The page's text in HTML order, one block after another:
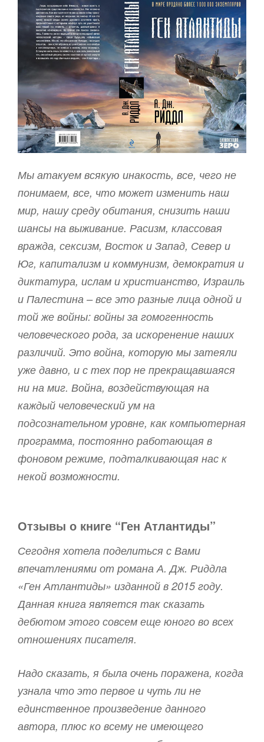
Мы атакуем всякую инакость, все, чего не
понимаем, все, что может изменить наш
мир, нашу среду обитания, снизить наши
шансы на выживание. Расизм, классовая
вражда, сексизм, Восток и Запад, Север и
Юг, капитализм и коммунизм, демократия и
диктатура, ислам и христианство, Израиль
и Палестина – все это разные лица одной и
той же войны: войны за гомогенность
человеческого рода, за искоренение наших
различий. Это война, которую мы затеяли
уже давно, и с тех пор не прекращавшаяся
ни на миг. Война, воздействующая на
каждый человеческий ум на
подсознательном уровне, как компьютерная
программа, постоянно работающая в
фоновом режиме, подталкивающая нас к
некой возможности.
Отзывы о книге “Ген Атлантиды”
Сегодня хотела поделиться с Вами
впечатлениями от романа А. Дж. Риддла
«Ген Атлантиды» изданной в 2015 году.
Данная книга является так сказать
дебютом этого совсем еще юного во всех
отношениях писателя.
Надо сказать, я была очень поражена, когда
узнала что это первое и чуть ли не
единственное произведение данного
автора, плюс ко всему не имеющего